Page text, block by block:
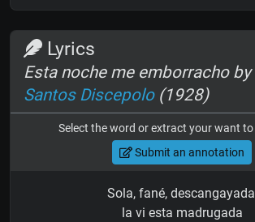
Lyrics
Esta noche me emborracho by
Santos Discepolo(1928)
Select the word or extract your want
Submit an annotation
Sola, fané,
la vi esta madrugada